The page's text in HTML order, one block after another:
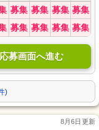
募集 募集 募集 募集
募集 募集 募集 募集
応募画面へ進む
)
8月6日更新